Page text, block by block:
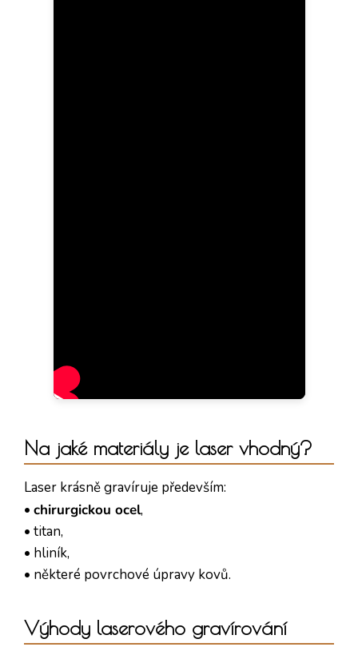
Na jaké materiály je laser vhodný?
Laser krásně gravíruje především:
• chirurgickou ocel,
• titan,
• hliník,
• některé povrchové úpravy kovů.
Výhody laserového gravírování